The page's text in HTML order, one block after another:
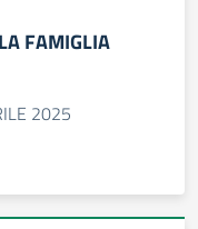
FAMIGLIA
2025